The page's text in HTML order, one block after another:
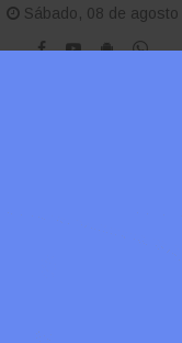
Sábado, 08 de agosto